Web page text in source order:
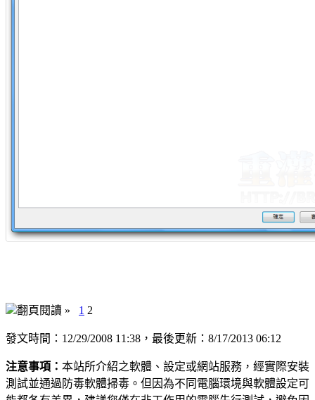
翻頁閱讀 » 1 2
發文時間：12/29/2008 11:38，最後更新：8/17/2013 06:12
注意事項： 本站所介紹之軟體、設定或網站服務，經實際安裝
測試並通過防毒軟體掃毒。但因為不同電腦環境與軟體設定可